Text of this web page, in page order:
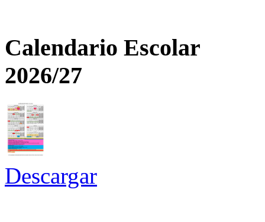
Calendario Escolar
2026/27
Descargar